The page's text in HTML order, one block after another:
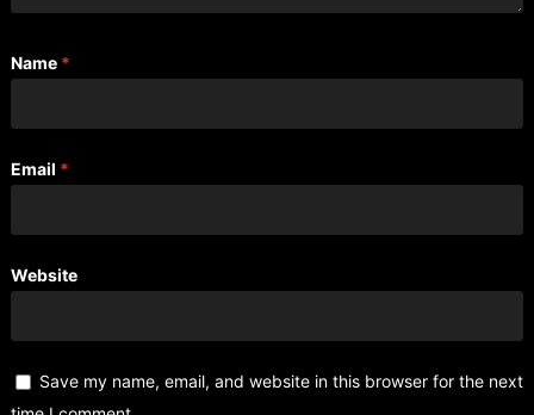
Name *
Email *
Website
Save my name, email, and website in this browser for the next